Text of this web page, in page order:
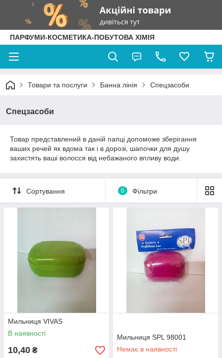
ПАРФУМИ-КОСМЕТИКА-ПОБУТОВА ХІМІЯ
Товари та послуги Банна лінія Спецзасоби
Спецзасоби
Товар представлений в даній папці допоможе зберігання
ваших речей як вдома так і в дорозі, шапочки для душу
захистять ваші волосся від небажаного впливу води.
Сортування 0 Фільтри
Мильниця VIVAS
В наявності
10,40 ₴
Мильниця SPL 98001
Немає в наявності